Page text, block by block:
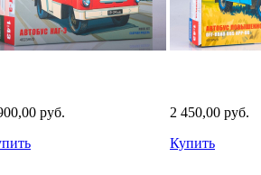
руб.
2 450,00 руб.
Купить